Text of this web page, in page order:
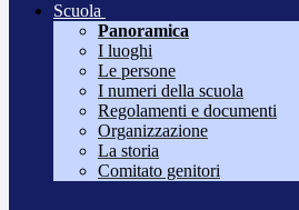
Scuola
Panoramica
I luoghi
Le persone
I numeri della scuola
Regolamenti e documenti
Organizzazione
La storia
Comitato genitori